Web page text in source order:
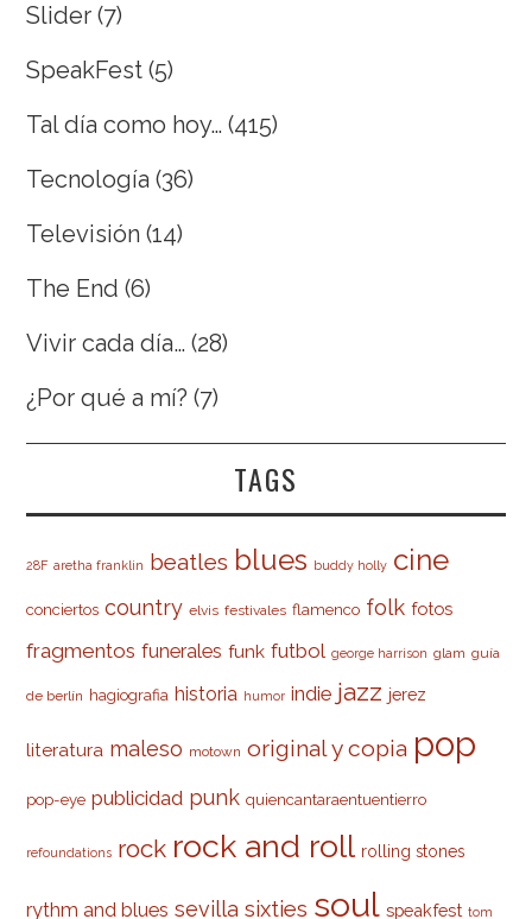
Slider (7)
SpeakFest (5)
Tal día como hoy… (415)
Tecnología (36)
Televisión (14)
The End (6)
Vivir cada día… (28)
¿Por qué a mí? (7)
TAGS
28F aretha franklin beatles blues buddy holly cine
conciertos country elvis festivales flamenco folk fotos
fragmentos funerales funk futbol george harrison glam guía
de berlín hagiografia historia humor indie jazz jerez
literatura maleso motown original y copia pop
pop-eye publicidad punk quiencantaraentuentierro
refoundations rock rock and roll rolling stones
rythm and blues sevilla sixties soul speakfest tom